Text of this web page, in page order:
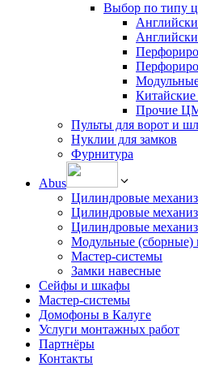
Выбор по типу
Прочие
Пульты для ворот и
Нуклии для замков
Фурнитура
Abus
Цилиндровые
Цилиндровые
Цилиндровые
Модульные
Мастер-системы
Замки навесные
Сейфы и шкафы
Мастер-системы
Домофоны в Калуге
Услуги монтажных работ
Партнёры
Контакты